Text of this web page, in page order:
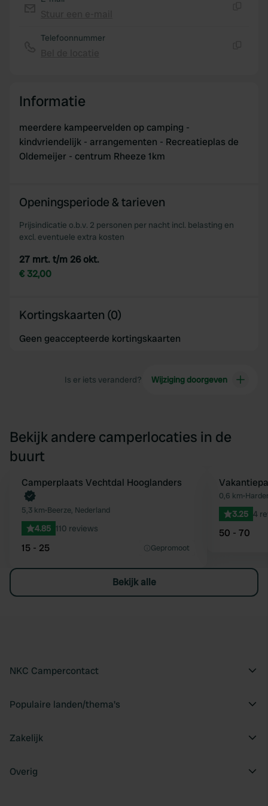
Telefoonnummer
Informatie
meerdere kampeervelden op camping -
kindvriendelijk - arrangementen - Recreatieplas de
Oldemeijer - centrum Rheeze 1km
Openingsperiode & tarieven
Prijsindicatie o.b.v. 2 personen per nacht incl. belasting en
excl. eventuele extra kosten
27 mrt. t/m 26 okt.
€ 32,00
Kortingskaarten (0)
Geen geaccepteerde kortingskaarten
Is er iets veranderd? Wijziging doorgeven
Bekijk andere camperlocaties in de
buurt
Favoriet
Camperplaats Vechtdal Hooglanders
5,3 km•Beerze, Nederland
4.85 110 reviews
15 - 25 Gepromoot
Boek direct
0,6 km•
3.25 4
50 - 70
Bekijk alle
NKC Campercontact
Populaire landen/thema's
Zakelijk
Overig